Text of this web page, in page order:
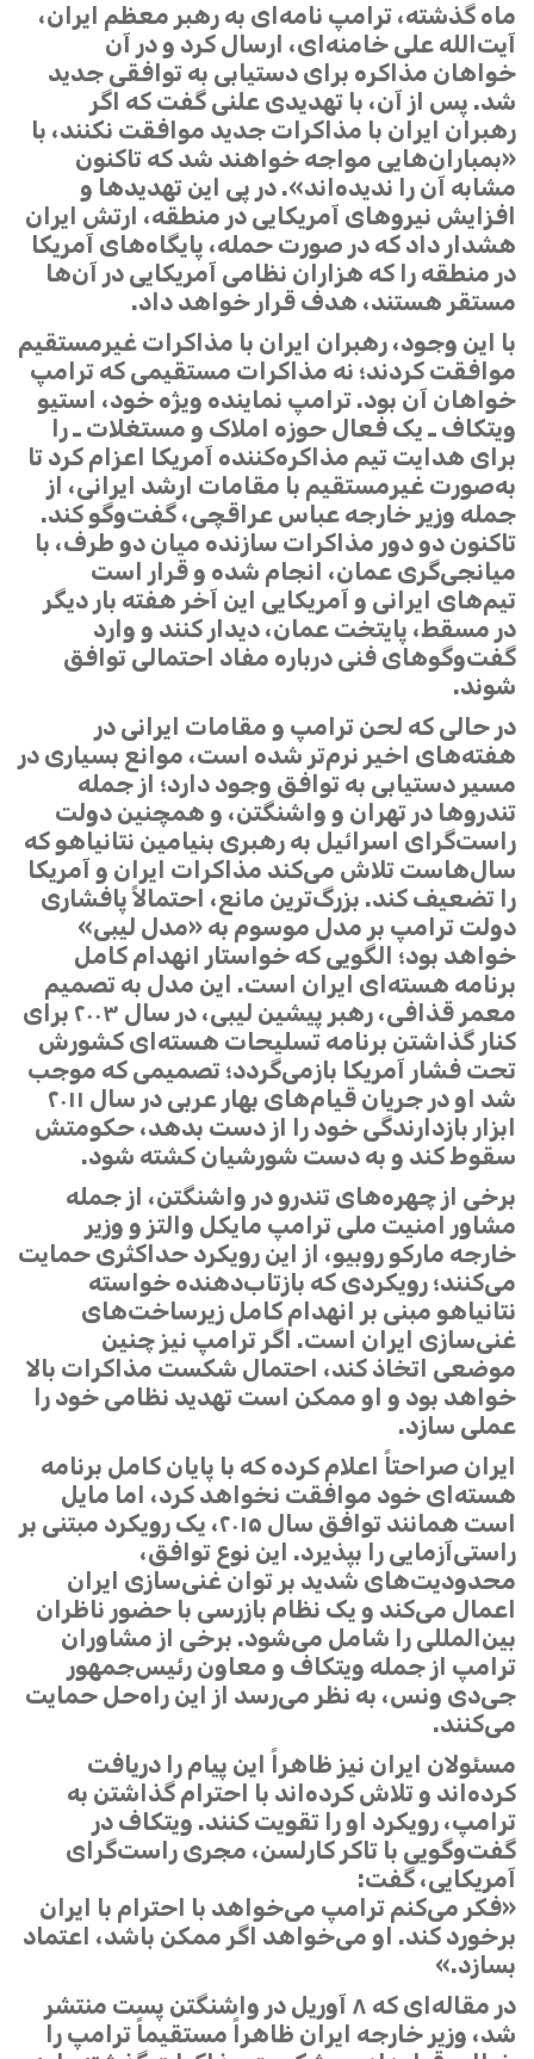
ماه گذشته، ترامپ نامه‌ای به رهبر معظم ایران،
آیت‌الله علی خامنه‌ای، ارسال کرد و در آن
خواهان مذاکره برای دستیابی به توافقی جدید
شد. پس از آن، با تهدیدی علنی گفت که اگر
رهبران ایران با مذاکرات جدید موافقت نکنند، با
«بمباران‌هایی مواجه خواهند شد که تاکنون
مشابه آن را ندیده‌اند». در پی این تهدیدها و
افزایش نیروهای آمریکایی در منطقه، ارتش ایران
هشدار داد که در صورت حمله، پایگاه‌های آمریکا
در منطقه را که هزاران نظامی آمریکایی در آن‌ها
مستقر هستند، هدف قرار خواهد داد.
با این وجود، رهبران ایران با مذاکرات غیرمستقیم
موافقت کردند؛ نه مذاکرات مستقیمی که ترامپ
خواهان آن بود. ترامپ نماینده ویژه خود، استیو
ویتکاف ـ یک فعال حوزه املاک و مستغلات ـ را
برای هدایت تیم مذاکره‌کننده آمریکا اعزام کرد تا
به‌صورت غیرمستقیم با مقامات ارشد ایرانی، از
جمله وزیر خارجه عباس عراقچی، گفت‌وگو کند.
تاکنون دو دور مذاکرات سازنده میان دو طرف، با
میانجی‌گری عمان، انجام شده و قرار است
تیم‌های ایرانی و آمریکایی این آخر هفته بار دیگر
در مسقط، پایتخت عمان، دیدار کنند و وارد
گفت‌وگوهای فنی درباره مفاد احتمالی توافق
شوند.
در حالی که لحن ترامپ و مقامات ایرانی در
هفته‌های اخیر نرم‌تر شده است، موانع بسیاری در
مسیر دستیابی به توافق وجود دارد؛ از جمله
تندروها در تهران و واشنگتن، و همچنین دولت
راست‌گرای اسرائیل به رهبری بنیامین نتانیاهو که
سال‌هاست تلاش می‌کند مذاکرات ایران و آمریکا
را تضعیف کند. بزرگ‌ترین مانع، احتمالاً پافشاری
دولت ترامپ بر مدل موسوم به «مدل لیبی»
خواهد بود؛ الگویی که خواستار انهدام کامل
برنامه هسته‌ای ایران است. این مدل به تصمیم
معمر قذافی، رهبر پیشین لیبی، در سال ۲۰۰۳ برای
کنار گذاشتن برنامه تسلیحات هسته‌ای کشورش
تحت فشار آمریکا بازمی‌گردد؛ تصمیمی که موجب
شد او در جریان قیام‌های بهار عربی در سال ۲۰۱۱
ابزار بازدارندگی خود را از دست بدهد، حکومتش
سقوط کند و به دست شورشیان کشته شود.
برخی از چهره‌های تندرو در واشنگتن، از جمله
مشاور امنیت ملی ترامپ مایکل والتز و وزیر
خارجه مارکو روبیو، از این رویکرد حداکثری حمایت
می‌کنند؛ رویکردی که بازتاب‌دهنده خواسته
نتانیاهو مبنی بر انهدام کامل زیرساخت‌های
غنی‌سازی ایران است. اگر ترامپ نیز چنین
موضعی اتخاذ کند، احتمال شکست مذاکرات بالا
خواهد بود و او ممکن است تهدید نظامی خود را
عملی سازد.
ایران صراحتاً اعلام کرده که با پایان کامل برنامه
هسته‌ای خود موافقت نخواهد کرد، اما مایل
است همانند توافق سال ۲۰۱۵، یک رویکرد مبتنی بر
راستی‌آزمایی را بپذیرد. این نوع توافق،
محدودیت‌های شدید بر توان غنی‌سازی ایران
اعمال می‌کند و یک نظام بازرسی با حضور ناظران
بین‌المللی را شامل می‌شود. برخی از مشاوران
ترامپ از جمله ویتکاف و معاون رئیس‌جمهور
جی‌دی ونس، به نظر می‌رسد از این راه‌حل حمایت
می‌کنند.
مسئولان ایران نیز ظاهراً این پیام را دریافت
کرده‌اند و تلاش کرده‌اند با احترام گذاشتن به
ترامپ، رویکرد او را تقویت کنند. ویتکاف در
گفت‌وگویی با تاکر کارلسن، مجری راست‌گرای
آمریکایی، گفت:
«فکر می‌کنم ترامپ می‌خواهد با احترام با ایران
برخورد کند. او می‌خواهد اگر ممکن باشد، اعتماد
بسازد.»
در مقاله‌ای که ۸ آوریل در واشنگتن پست منتشر
شد، وزیر خارجه ایران ظاهراً مستقیماً ترامپ را